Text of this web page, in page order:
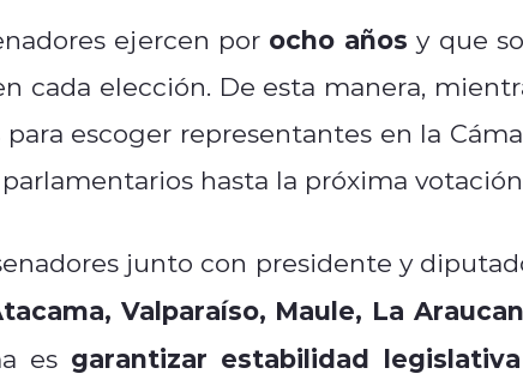
ejercen por ocho años y que
cada elección. De esta manera,
escoger representantes en la
hasta la próxima
junto con presidente y
Valparaíso, Maule, La
es garantizar estabilidad legislativa